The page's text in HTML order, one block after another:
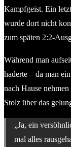
Kampfgeist. Ein
wurde dort nicht
zum späten 2:2-
Während man
haderte – da man
nach Hause
Stolz über das
„Ja, ein
mal alles